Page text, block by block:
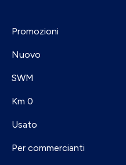
Promozioni
Nuovo
SWM
Km 0
Usato
Per commercianti